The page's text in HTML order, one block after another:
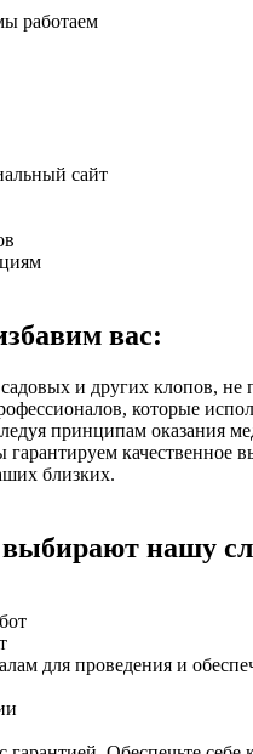
работаем
сайт
вас:
и других клопов, не
которые
принципам оказания
качественное
близких.
нашу
для проведения и